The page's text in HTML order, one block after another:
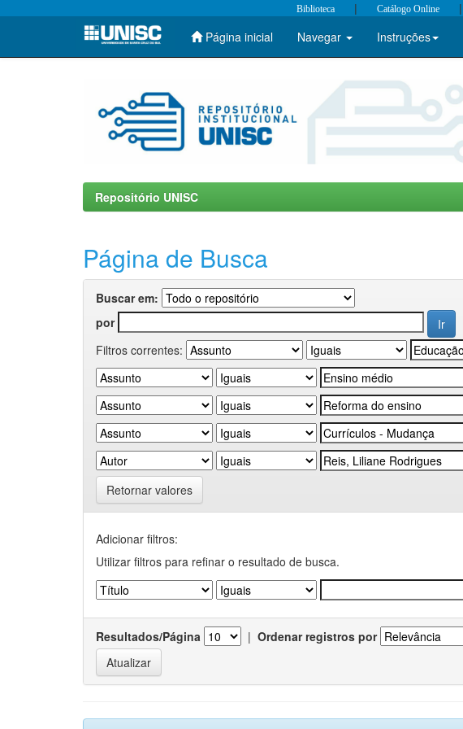
Skip
Biblioteca | Catálogo Online |
Página inicial Navegar Instruções
Repositório UNISC
Página de Busca
Buscar em:
por
Filtros correntes:
Retornar valores
Adicionar filtros:
Utilizar filtros para refinar o resultado de busca.
Resultados/Página | Ordenar registros por